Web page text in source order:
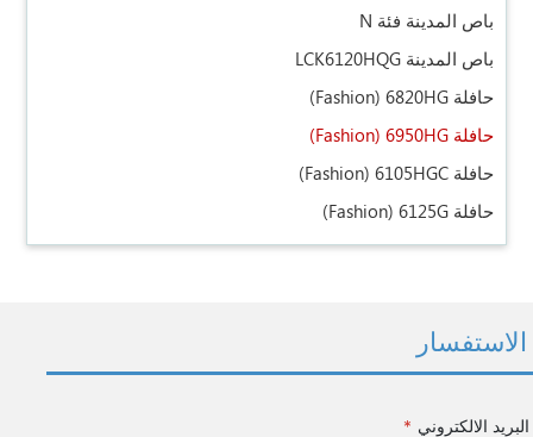
باص المدينة فئة N
باص المدينة LCK6120HQG
حافلة 6820HG
(Fashion)
حافلة 6950HG
(Fashion)
حافلة 6105HGC
(Fashion)
حافلة 6125G
(Fashion)
الاستفسار